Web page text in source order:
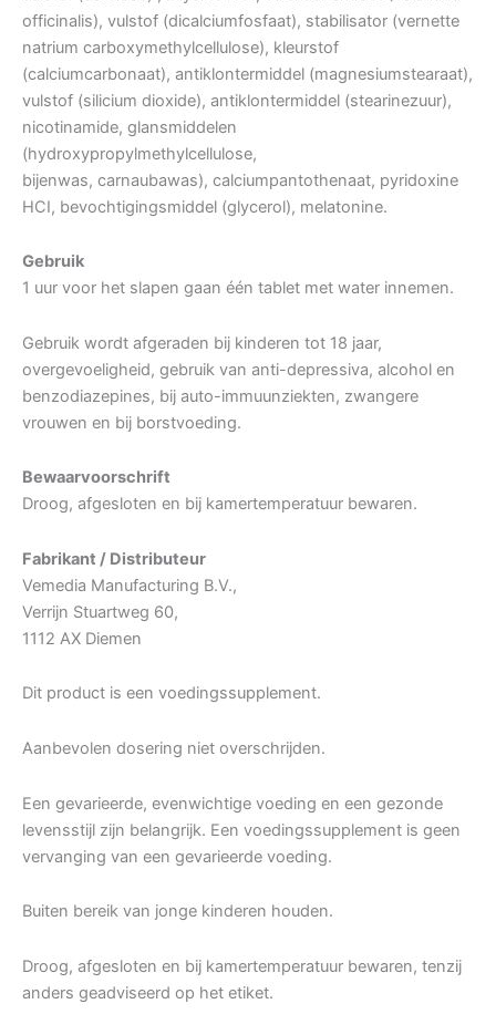
officinalis), vulstof (dicalciumfosfaat), stabilisator (vernette
natrium carboxymethylcellulose), kleurstof
(calciumcarbonaat), antiklontermiddel (magnesiumstearaat),
vulstof (silicium dioxide), antiklontermiddel (stearinezuur),
nicotinamide, glansmiddelen
(hydroxypropylmethylcellulose,
bijenwas, carnaubawas), calciumpantothenaat, pyridoxine
HCI, bevochtigingsmiddel (glycerol), melatonine.
Gebruik
1 uur voor het slapen gaan één tablet met water innemen.
Gebruik wordt afgeraden bij kinderen tot 18 jaar,
overgevoeligheid, gebruik van anti-depressiva, alcohol en
benzodiazepines, bij auto-immuunziekten, zwangere
vrouwen en bij borstvoeding.
Bewaarvoorschrift
Droog, afgesloten en bij kamertemperatuur bewaren.
Fabrikant / Distributeur
Vemedia Manufacturing B.V.,
Verrijn Stuartweg 60,
1112 AX Diemen
Dit product is een voedingssupplement.
Aanbevolen dosering niet overschrijden.
Een gevarieerde, evenwichtige voeding en een gezonde
levensstijl zijn belangrijk. Een voedingssupplement is geen
vervanging van een gevarieerde voeding.
Buiten bereik van jonge kinderen houden.
Droog, afgesloten en bij kamertemperatuur bewaren, tenzij
anders geadviseerd op het etiket.